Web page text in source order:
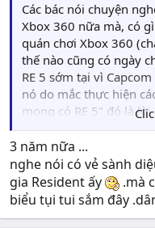
Các bác nói chuyện
Xbox 360 nữa mà, có
quán chơi Xbox 360
thế nào cũng có ngày
RE 5 sớm tại vì
nó do mắc thực hiện
mong có RE 5" đó là lời
nhóm làm RE 5, thôi
tiền tậu một cái Xbox
Rising đi!
3 năm nữa ...
nghe nói có vẻ sành
gia Resident ấy
.mà
biểu tụi tui sắm đây